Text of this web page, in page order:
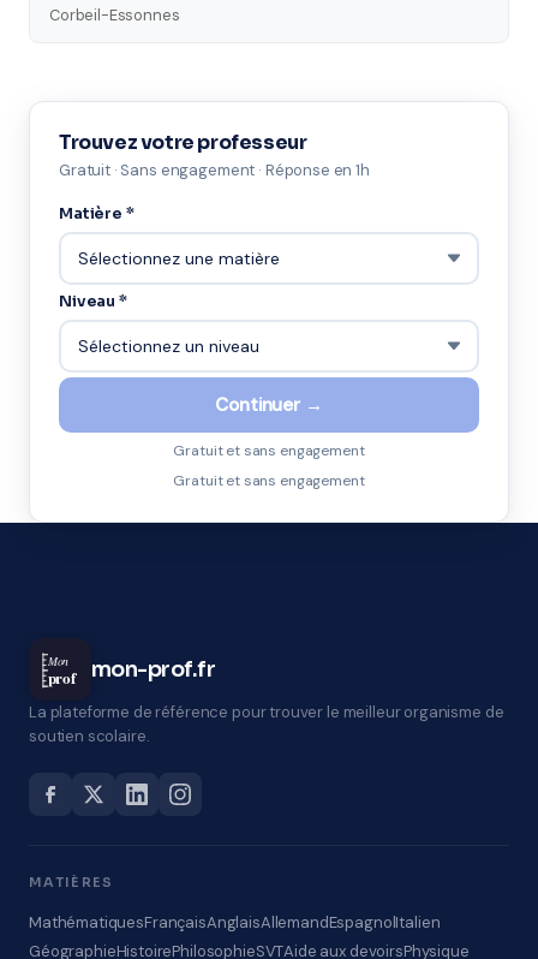
Corbeil-Essonnes
Trouvez votre professeur
Gratuit · Sans engagement · Réponse en 1h
Matière *
Niveau *
Continuer →
Gratuit et sans engagement
Gratuit et sans engagement
Mon
prof mon-prof.fr
La plateforme de référence pour trouver le meilleur organisme de
soutien scolaire.
MATIÈRES
MathématiquesFrançaisAnglaisAllemandEspagnolItalien
GéographieHistoirePhilosophieSVTAide aux devoirsPhysique